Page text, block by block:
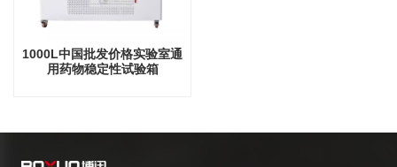
1000L中国批发价格实验室通
用药物稳定性试验箱